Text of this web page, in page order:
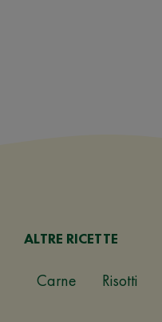
ALTRE RICETTE
Carne Risotti